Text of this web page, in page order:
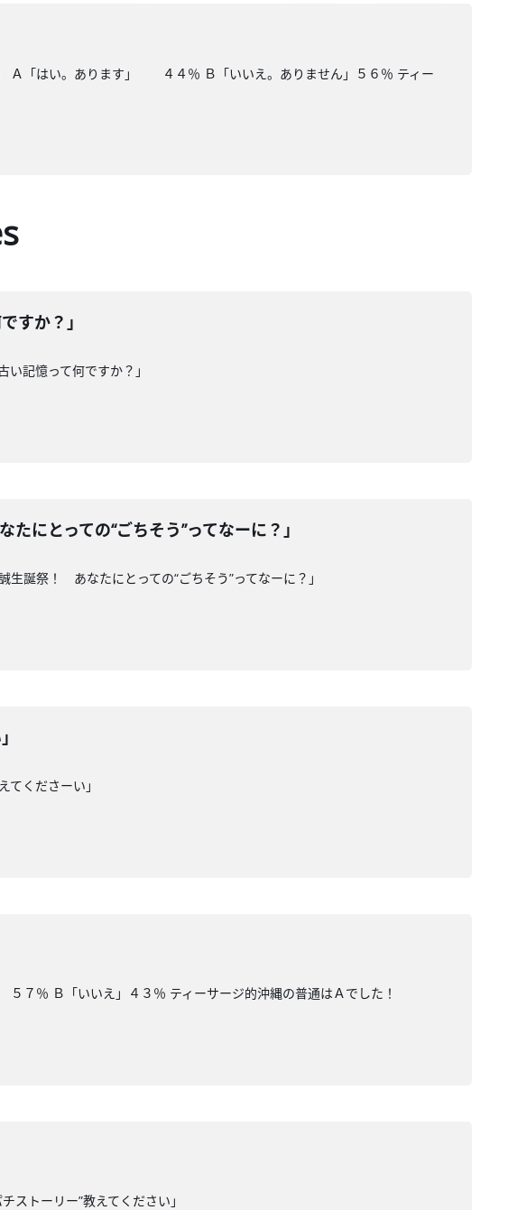
Ａ「はい。あります」 ４４％ Ｂ「いいえ。ありません」５６％ ティー
すか？」
記憶って何ですか？」
にとっての“ごちそう”ってなーに？」
誕祭！ あなたにとっての“ごちそう”ってなーに？」
くださーい」
７％ Ｂ「いいえ」４３％ ティーサージ的沖縄の普通はＡでした！
ストーリー”教えてください」